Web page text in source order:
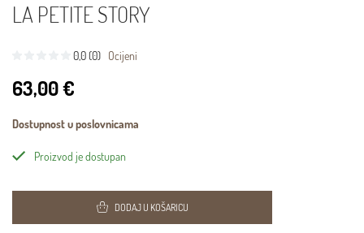
LA PETITE STORY
0,0 (0) Ocijeni
63,00 €
Dostupnost u poslovnicama
Proizvod je dostupan
DODAJ U KOŠARICU